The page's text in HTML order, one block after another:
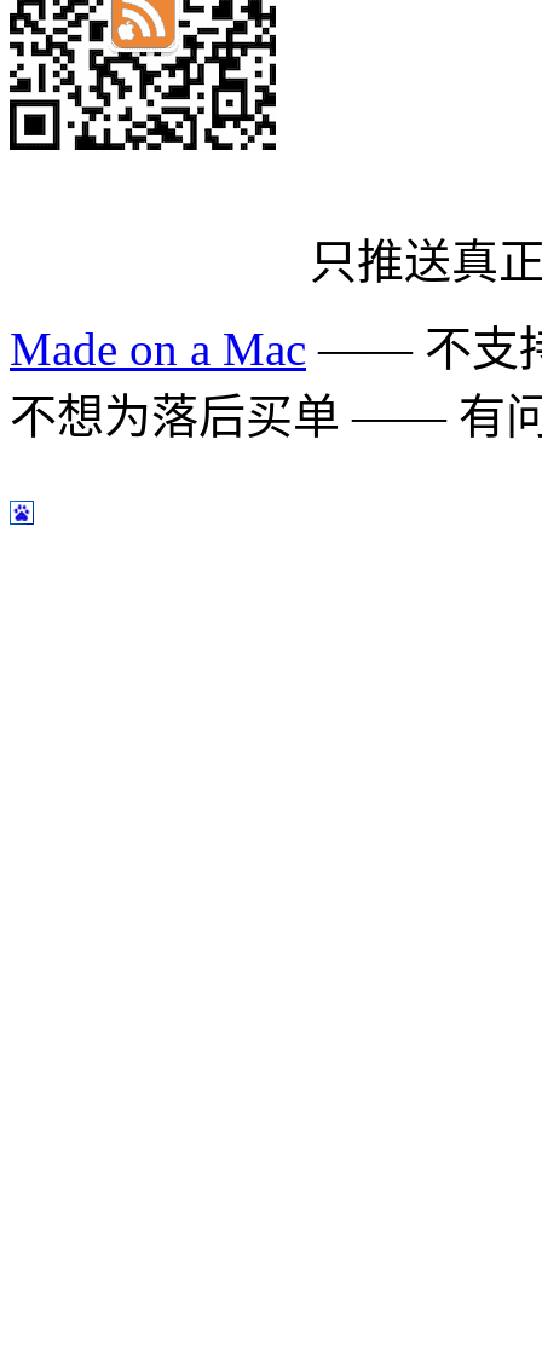
只推送真
Made on a Mac —— 不支
不想为落后买单 —— 有